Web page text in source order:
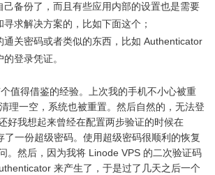
己备份了，而且有些应用内部的设置也是需要
寻求解决方案的，比如下面这个；
通关密码或者类似的东西，比如 Authenticator
登录凭证。
值得借鉴的经验。上次我的手机不小心被重
理一空，系统也被重置。然后自然的，无法登
好我想起来曾经在配置两步验证的时候在
了一份超级密码。使用超级密码很顺利的恢复
。然后，因为我将 Linode VPS 的二次验证码
来产生了，于是过了几天之后一个